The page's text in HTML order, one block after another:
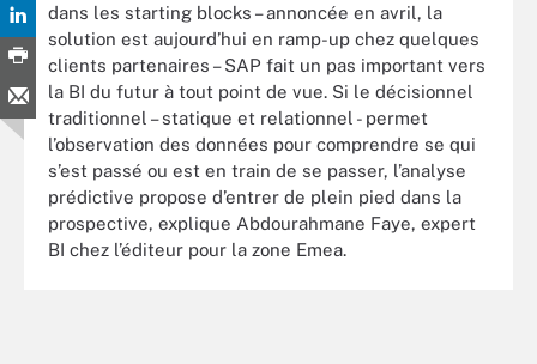
dans les starting blocks – annoncée en avril, la
solution est aujourd’hui en ramp-up chez quelques
clients partenaires – SAP fait un pas important vers
la BI du futur à tout point de vue. Si le décisionnel
traditionnel – statique et relationnel - permet
l’observation des données pour comprendre se qui
s’est passé ou est en train de se passer, l’analyse
prédictive propose d’entrer de plein pied dans la
prospective, explique Abdourahmane Faye, expert
BI chez l’éditeur pour la zone Emea.